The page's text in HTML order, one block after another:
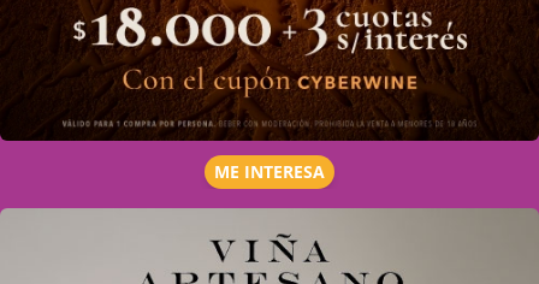
ME INTERESA